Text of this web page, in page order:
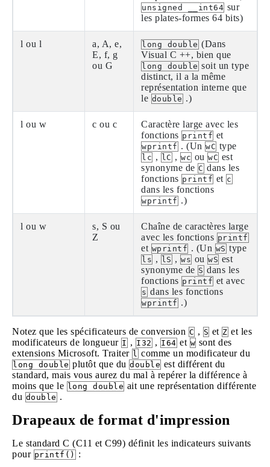
unsigned __int64 sur
les plates-formes 64 bits)
l ou l
a, A, e,
E, f, g
ou G
long double (Dans
Visual C ++, bien que
long double soit un type
distinct, il a la même
représentation interne que
le double .)
l ou w c ou c
Caractère large avec les
fonctions printf et
wprintf . (Un wC type
lc , lC , wc ou wC est
synonyme de C dans les
fonctions printf et c
dans les fonctions
wprintf .)
l ou w
s, S ou
Z
Chaîne de caractères large
avec les fonctions printf
et wprintf . (Un wS type
ls , lS , ws ou wS est
synonyme de S dans les
fonctions printf et avec
s dans les fonctions
wprintf .)
Notez que les spécificateurs de conversion C , S et Z et les
modificateurs de longueur I , I32 , I64 et w sont des
extensions Microsoft. Traiter l comme un modificateur du
long double plutôt que du double est différent du
standard, mais vous aurez du mal à repérer la différence à
moins que le long double ait une représentation différente
du double .
Drapeaux de format d'impression
Le standard C (C11 et C99) définit les indicateurs suivants
pour printf() :